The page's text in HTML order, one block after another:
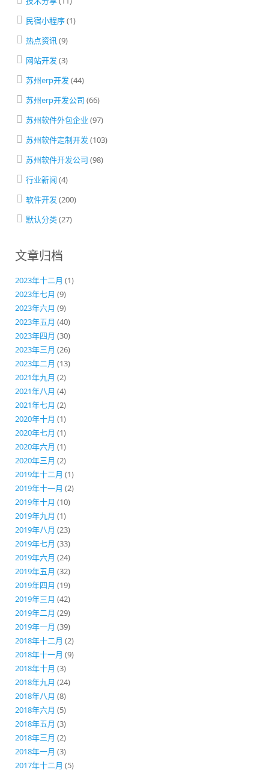
民宿小程序(1)
热点资讯(9)
网站开发 (3)
苏州erp开发 (44)
苏州erp开发公司 (66)
苏州软件外包企业 (97)
苏州软件定制开发 (103)
苏州软件开发公司 (98)
行业新闻 (4)
软件开发 (200)
默认分类(27)
文章归档
2023年十二月 (1)
2023年七月 (9)
2023年六月 (9)
2023年五月 (40)
2023年四月 (30)
2023年三月 (26)
2023年二月 (13)
2021年九月 (2)
2021年八月 (4)
2021年七月 (2)
2020年十月 (1)
2020年七月 (1)
2020年六月 (1)
2020年三月 (2)
2019年十二月 (1)
2019年十一月 (2)
2019年十月 (10)
2019年九月 (1)
2019年八月 (23)
2019年七月 (33)
2019年六月 (24)
2019年五月 (32)
2019年四月 (19)
2019年三月 (42)
2019年二月 (29)
2019年一月 (39)
2018年十二月 (2)
2018年十一月 (9)
2018年十月 (3)
2018年九月 (24)
2018年八月 (8)
2018年六月 (5)
2018年五月 (3)
2018年三月 (2)
2018年一月 (3)
2017年十二月 (5)